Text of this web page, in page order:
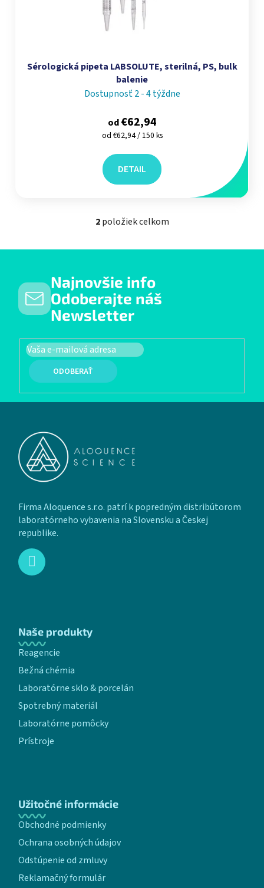
Sérologická pipeta LABSOLUTE, sterilná, PS, bulk
balenie
Dostupnosť 2 - 4 týždne
od€62,94
Jednotková cena:
od €62,94 / 150 ks
DETAIL
Ovládacie prvky výpisu
2položiek celkom
Najnovšie info
Odoberajte náš
Newsletter
PRIHLÁSIŤ SA
Firma Aloquence s.r.o. patrí k popredným distribútorom
laboratórneho vybavenia na Slovensku a Českej
republike.
Naše produkty
Reagencie
Bežná chémia
Laboratórne sklo & porcelán
Spotrebný materiál
Laboratórne pomôcky
Prístroje
Užitočné informácie
Obchodné podmienky
Ochrana osobných údajov
Odstúpenie od zmluvy
Reklamačný formulár